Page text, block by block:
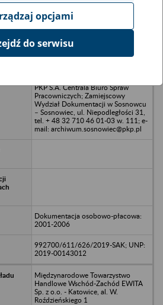
pozycje bazy
CS Szkolenie i Doradztwo Sp. z o.o. -
PKP S.A. Centrala Biuro Spraw
Pracowniczych; Zamiejscowy
Wydział Dokumentacji w Sosnowcu
– Sosnowiec, ul. Niepodległości 31,
tel. + 48 32 710 46 01-03 w. 111; e-
mail: archiwum.sosnowiec@pkp.pl
Dokumentacja osobowo-płacowa:
2001-2006
992700/611/626/2019-SAK; UNP:
2019-00143012
Międzynarodowe Towarzystwo
Handlowe Wschód-Zachód EWITA
Sp. z o.o. - Katowice, al. W.
Roździeńskiego 1
opcjami
do serwisu